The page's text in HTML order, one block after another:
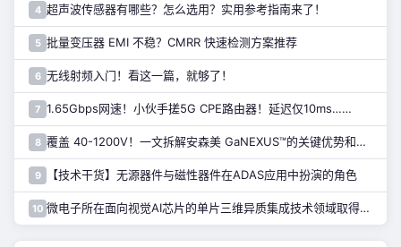
4 超声波传感器有哪些？怎么选用？实用参考指南来了！
5 批量变压器 EMI 不稳？CMRR 快速检测方案推荐
6 无线射频入门！看这一篇，就够了！
7 1.65Gbps网速！小伙手搓5G CPE路由器！延迟仅10ms……
8 覆盖 40-1200V！一文拆解安森美 GaNEXUS™的关键优势和应用
9 【技术干货】无源器件与磁性器件在ADAS应用中扮演的角色
10 微电子所在面向视觉AI芯片的单片三维异质集成技术领域取得进展